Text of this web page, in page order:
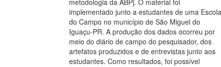
metodologia da ABPj. O material foi
implementado junto a estudantes de uma Escola
do Campo no município de São Miguel do
Iguaçu-PR. A produção dos dados ocorreu por
meio do diário de campo do pesquisador, dos
artefatos produzidos e de entrevistas junto aos
estudantes. Como resultados, foi possível